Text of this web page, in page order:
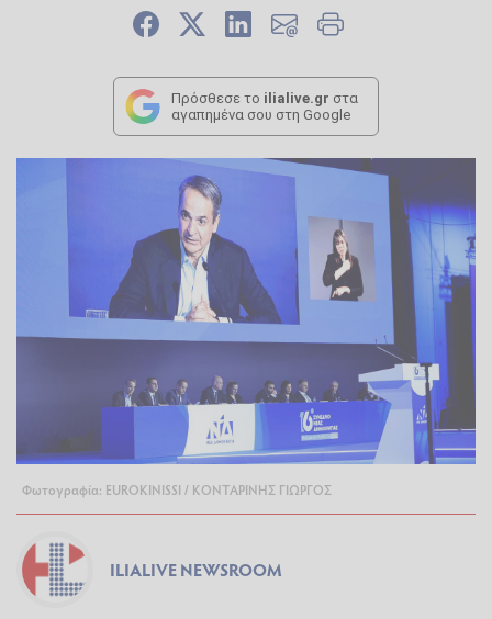
Πρόσθεσε το ilialive.gr στα
αγαπημένα σου στη Google
Φωτογραφία: EUROKINISSI / ΚΟΝΤΑΡΙΝΗΣ ΓΙΩΡΓΟΣ
ILIALIVE NEWSROOM